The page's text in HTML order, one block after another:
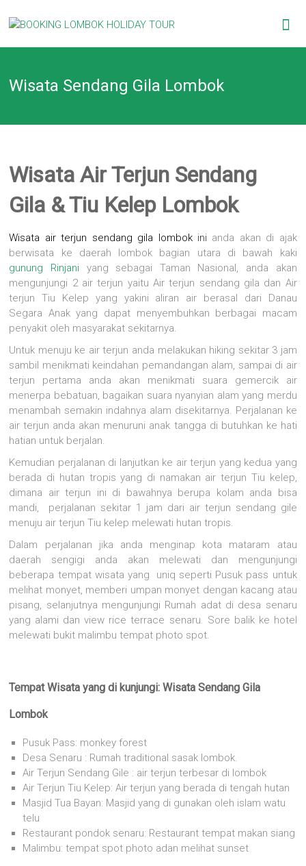
BOOKING
HOLIDAY
TOUR
Travel
Wisata Sendang Gila Lombok
Wisata Air Terjun Sendang
Gila & Tiu Kelep Lombok
Wisata air terjun sendang gila lombok ini anda akan di ajak
berwisata ke daerah lombok bagian utara di bawah kaki
gunung Rinjani yang sebagai Taman Nasional, anda akan
mengunjungi 2 air terjun yaitu Air terjun sendang gila dan Air
terjun Tiu Kelep yang yakini aliran air berasal dari Danau
Segara Anak yang dapat menyembuhkan berbagai macam
penyakit oleh masyarakat sekitarnya.
Untuk menuju ke air terjun anda melakukan hiking sekitar 3 jam
sambil menikmati keindahan pemandangan alam, sampai di air
terjun pertama anda akan menikmati suara gemercik air
menerpa bebatuan, bagaikan suara nyanyian alam yang merdu
menambah semakin indahnya alam disekitarnya. Perjalanan ke
air terjun anda akan menuruni anak tangga di butuhkan ke hati
hatian untuk berjalan.
Kemudian perjalanan di lanjutkan ke air terjun yang kedua yang
berada di hutan tropis yang di namakan air terjun Tiu kelep,
dimana air terjun ini di bawahnya berupa kolam anda bisa
mandi, perjalanan sekitar 1 jam dari air terjun sendang gile
menuju air terjun Tiu kelep melewati hutan tropis.
Dalam perjalanan jika anda menginap kota mataram atau
daerah sengigi anda akan melewati dan mengunjungi
beberapa tempat wisata yang uniq seperti Pusuk pass untuk
melihat monyet, memberi umpan monyet dengan kacang atau
pisang, selanjutnya mengunjungi Rumah adat di desa senaru
yang alami dan view rice terrace senaru. Sore balik ke hotel
melewati bukit malimbu tempat photo spot.
Tempat Wisata yang di kunjungi: Wisata Sendang Gila
Lombok
Pusuk Pass: monkey forest
Desa Senaru : Rumah traditional sasak lombok.
Air Terjun Sendang Gile : air terjun terbesar di lombok
Air Terjun Tiu Kelep: Air terjun yang berada di tengah hutan
Masjid Tua Bayan: Masjid yang di gunakan oleh islam watu
telu
Restaurant pondok senaru: Restaurant tempat makan siang
Malimbu: tempat spot photo adan melihat sunset